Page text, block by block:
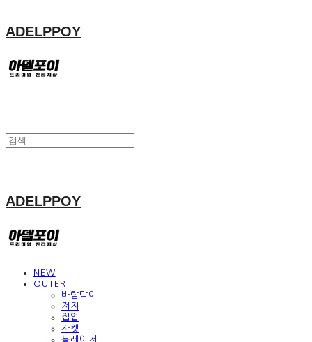
ADELPPOY
ADELPPOY
NEW
OUTER
바람막이
저지
집업
자켓
블레이저